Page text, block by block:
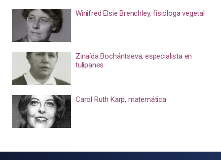
Winifred Elsie Brenchley, fisióloga vegetal
Zinaída Bochántseva, especialista en
tulipanes
Carol Ruth Karp, matemática